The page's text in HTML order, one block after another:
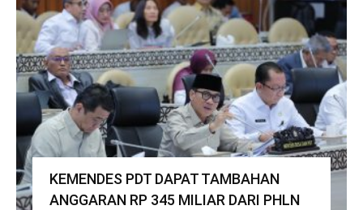
KEMENDES PDT DAPAT TAMBAHAN
ANGGARAN RP 345 MILIAR DARI PHLN